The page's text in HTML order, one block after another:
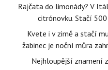
Rajčata do limonády? V
citrónovku. Stačí
Kvete i v zimě a stačí
žabinec je noční můra
Nejhloupější znamení